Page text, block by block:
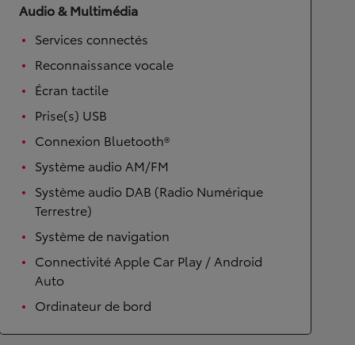
Audio & Multimédia
Services connectés
Reconnaissance vocale
Écran tactile
Prise(s) USB
Connexion Bluetooth®
Système audio AM/FM
Système audio DAB (Radio Numérique
Terrestre)
Système de navigation
Connectivité Apple Car Play / Android
Auto
Ordinateur de bord